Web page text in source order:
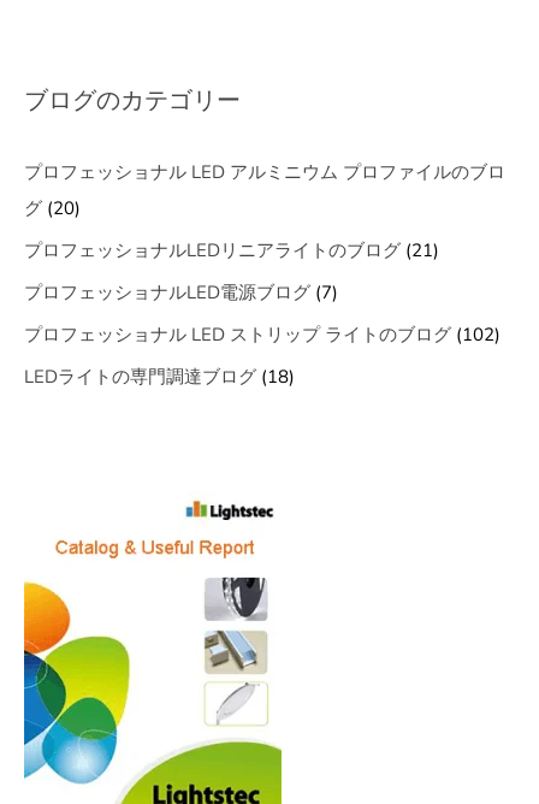
ブログのカテゴリー
プロフェッショナル LED アルミニウム プロファイルのブロ
グ (20)
プロフェッショナルLEDリニアライトのブログ (21)
プロフェッショナルLED電源ブログ (7)
プロフェッショナル LED ストリップ ライトのブログ (102)
LEDライトの専門調達ブログ (18)